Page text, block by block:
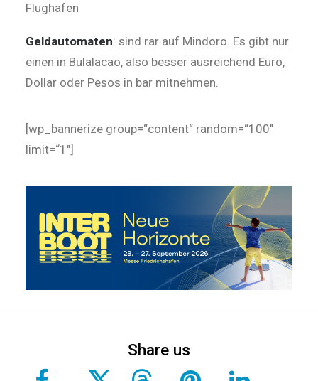
Flughafen
Geldautomaten: sind rar auf Mindoro. Es gibt nur
einen in Bulalacao, also besser ausreichend Euro,
Dollar oder Pesos in bar mitnehmen.
[wp_bannerize group=“content“ random=“100″
limit=“1″]